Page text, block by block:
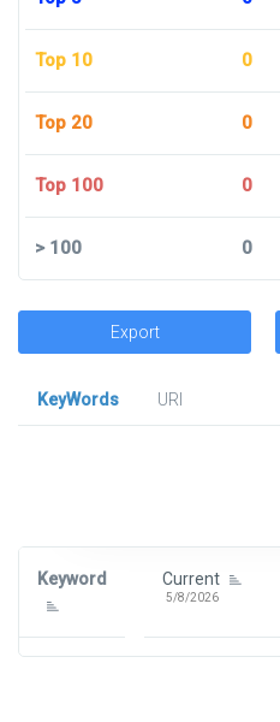
Top 10 0
Top 20 0
Top 100 0
>100 0
Export
KeyWords
URl
Keyword Current
5/8/2026